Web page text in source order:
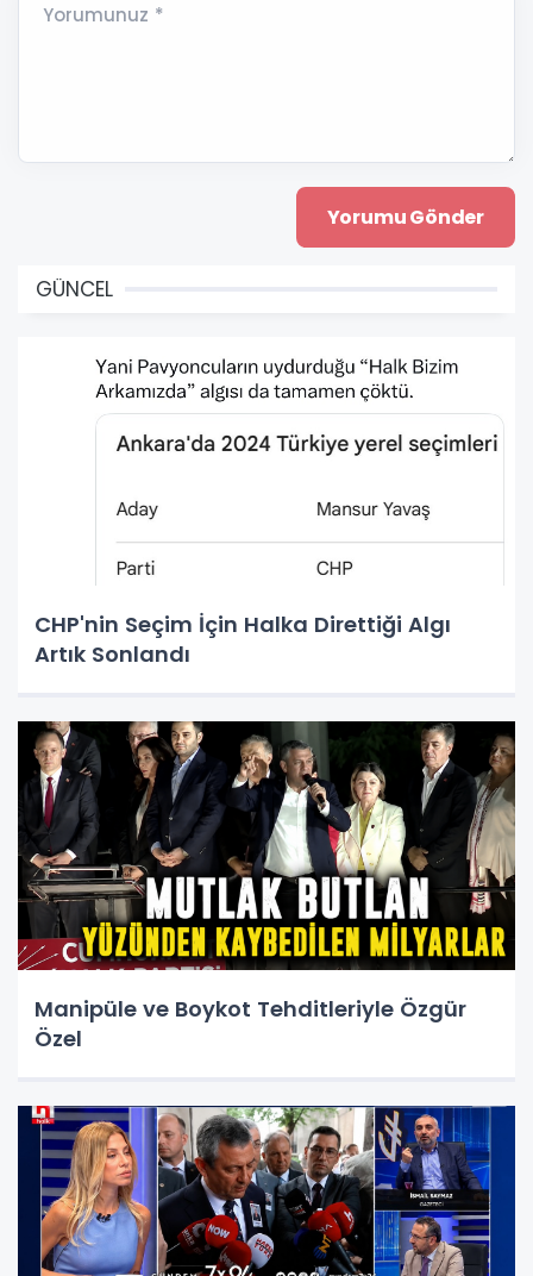
Yorumunuz *
GÜNCEL
CHP'nin Seçim İçin Halka Direttiği Algı
Artık Sonlandı
Manipüle ve Boykot Tehditleriyle Özgür
Özel